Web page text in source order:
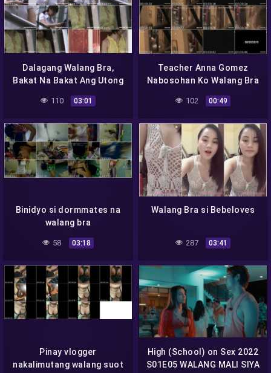
Dalagang Walang Bra,
Bakat Na Bakat Ang Utong
110 03:01
Teacher Anna Gomez
Nabosohan Ko Walang Bra
102 00:49
Binidyo si dormmates na
walang bra
58 03:18
Walang Bra si Bebeloves
287 03:41
Pinay vlogger
nakalimutang walang suot
High (School) on Sex 2022
S01E05 WALANG MALI SIYA